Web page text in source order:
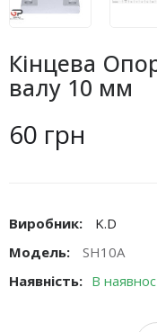
Кінцева
валу 10 мм
60 грн
Виробник:
K.D
Модель:
SH10A
Наявність: В